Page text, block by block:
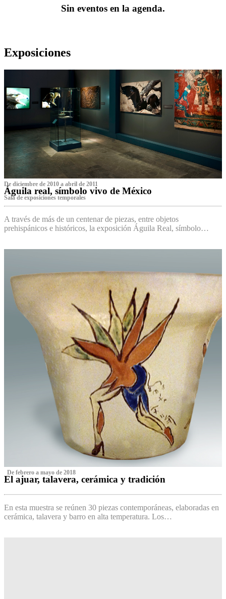
Sin eventos en la agenda.
Exposiciones
De diciembre de 2010 a abril de 2011
Águila real, símbolo vivo de México
Sala de exposiciones temporales
A través de más de un centenar de piezas, entre objetos
prehispánicos e históricos, la exposición Águila Real, símbolo…
‌ De febrero a mayo de 2018
El ajuar, talavera, cerámica y tradición
En esta muestra se reúnen 30 piezas contemporáneas, elaboradas en
cerámica, talavera y barro en alta temperatura. Los…